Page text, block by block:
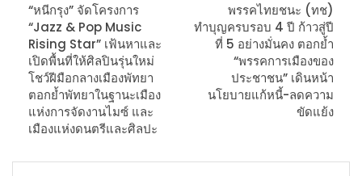
“หนีกรุง” จัดโครงการ
“Jazz & Pop Music
Rising Star” เฟ้นหาและ
เปิดพื้นที่ให้ศิลปินรุ่นใหม่
โชว์ฝีมือกลางเมืองพัทยา
ตอกย้ำพัทยาในฐานะเมือง
แห่งการจัดงานไมซ์ และ
เมืองแห่งดนตรีและศิลปะ
พรรคไทยชนะ (ทช)
ทำบุญครบรอบ 4 ปี ก้าวสู่ปี
ที่ 5 อย่างมั่นคง ตอกย้ำ
“พรรคการเมืองของ
ประชาชน” เดินหน้า
นโยบายแก้หนี้-ลดความ
ขัดแย้ง